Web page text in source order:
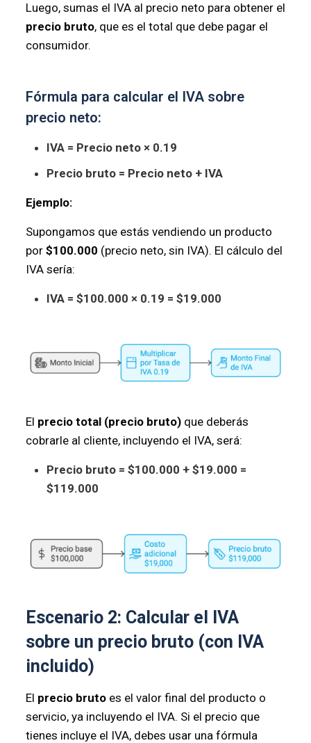
Luego, sumas el IVA al precio neto para obtener el
precio bruto, que es el total que debe pagar el
consumidor.
Fórmula para calcular el IVA sobre
precio neto:
IVA = Precio neto × 0.19
Precio bruto = Precio neto + IVA
Ejemplo:
Supongamos que estás vendiendo un producto
por $100.000 (precio neto, sin IVA). El cálculo del
IVA sería:
IVA = $100.000 × 0.19 = $19.000
El precio total (precio bruto)que deberás
cobrarle al cliente, incluyendo el IVA, será:
Precio bruto = $100.000 + $19.000 =
$119.000
Escenario 2: Calcular el IVA
sobre un precio bruto (con IVA
incluido)
El precio brutoes el valor final del producto o
servicio, ya incluyendo el IVA. Si el precio que
tienes incluye el IVA, debes usar una fórmula